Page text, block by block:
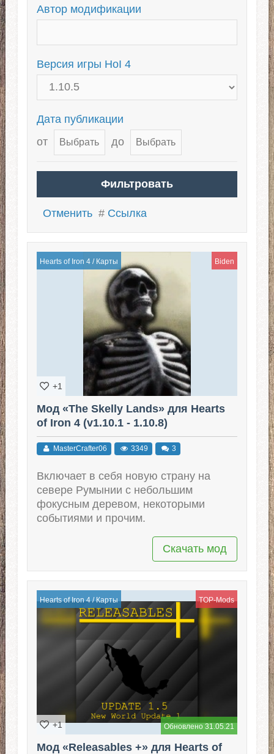
Автор модификации
Версия игры HoI 4
Дата публикации
от
до
Отменить # Ссылка
Hearts of Iron 4/ Карты Biden
+1
Мод «The Skelly Lands» для Hearts
of Iron 4 (v1.10.1 - 1.10.8)
MasterCrafter06 3349 3
Включает в себя новую страну на
севере Румынии с небольшим
фокусным деревом, некоторыми
событиями и прочим.
Скачать мод
Hearts of Iron 4/Карты TOP-Mods
Обновлено 31.05.21
+1
Мод «Releasables +» для Hearts of